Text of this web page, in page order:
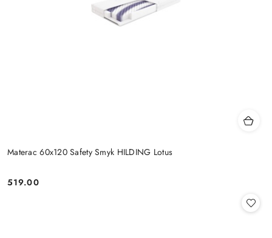
Materac 60x120 Safety Smyk HILDING Lotus
Cena:
519.00